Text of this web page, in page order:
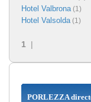
Hotel Valbrona(1)
Hotel Valsolda(1)
1 |
PORLEZZA